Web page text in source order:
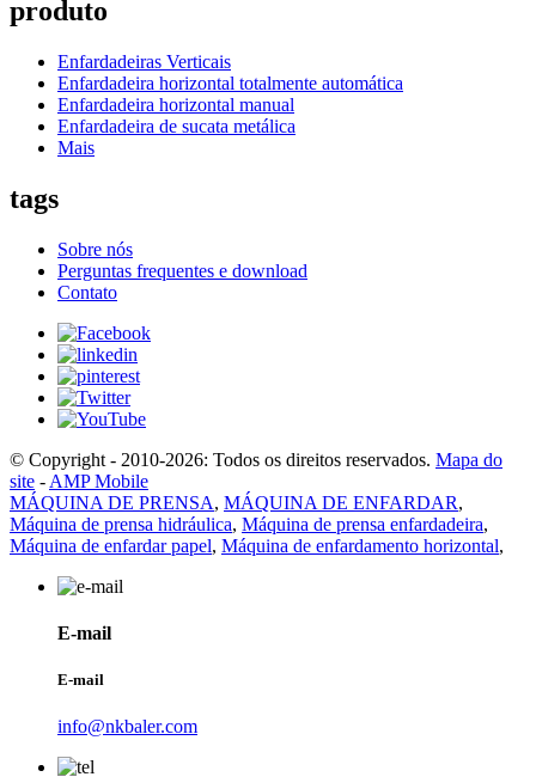
produto
Enfardadeiras Verticais
Enfardadeira horizontal totalmente automática
Enfardadeira horizontal manual
Enfardadeira de sucata metálica
Mais
tags
Sobre nós
Perguntas frequentes e download
Contato
© Copyright - 2010-2026: Todos os direitos reservados. Mapa do
site - AMP Mobile
MÁQUINA DE PRENSA, MÁQUINA DE ENFARDAR,
Máquina de prensa hidráulica, Máquina de prensa enfardadeira,
Máquina de enfardar papel, Máquina de enfardamento horizontal,
E-mail
E-mail
info@nkbaler.com